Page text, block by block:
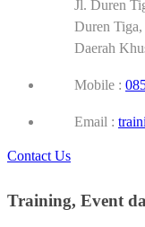
Jl. Duren
Duren Tiga,
Daerah
Mobile :
Email :
Contact Us
Training, Event